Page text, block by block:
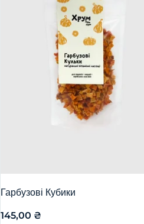
Гарбузові Кубики
145,00 ₴